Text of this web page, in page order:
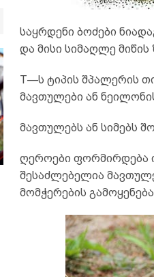
საყრდენი ბოძები
და მისი სიმაღლე
T—ს ტიპის შპალერის
მავთულები ან
მავთულებს ან სიმებს
ღეროები ფორმირდება
შესაძლებელია
მომჭერების